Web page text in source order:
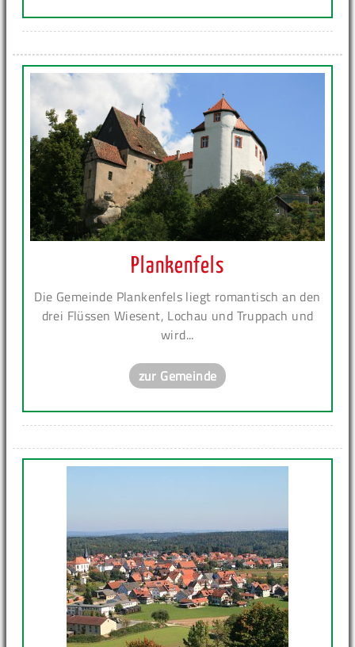
Plankenfels
Die Gemeinde Plankenfels liegt romantisch an den
drei Flüssen Wiesent, Lochau und Truppach und
wird...
zur Gemeinde